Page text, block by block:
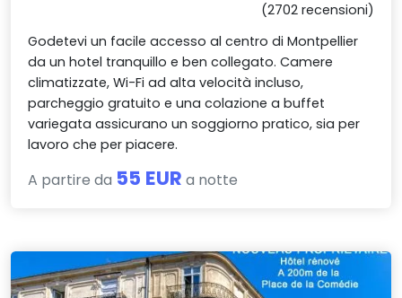
(2702 recensioni)
Godetevi un facile accesso al centro di Montpellier
da un hotel tranquillo e ben collegato. Camere
climatizzate, Wi-Fi ad alta velocità incluso,
parcheggio gratuito e una colazione a buffet
variegata assicurano un soggiorno pratico, sia per
lavoro che per piacere.
A partire da 55 EUR a notte